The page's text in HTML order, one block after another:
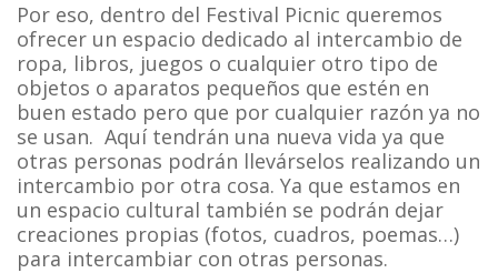
Por eso, dentro del Festival Picnic queremos
ofrecer un espacio dedicado al intercambio de
ropa, libros, juegos o cualquier otro tipo de
objetos o aparatos pequeños que estén en
buen estado pero que por cualquier razón ya no
se usan. Aquí tendrán una nueva vida ya que
otras personas podrán llevárselos realizando un
intercambio por otra cosa. Ya que estamos en
un espacio cultural también se podrán dejar
creaciones propias (fotos, cuadros, poemas…)
para intercambiar con otras personas.